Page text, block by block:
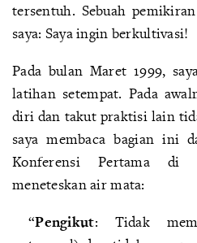
tersentuh. Sebuah
saya: Saya ingin berkultivasi!
Pada bulan Maret 1999,
latihan setempat. Pada
diri dan takut praktisi lain
saya membaca bagian ini
Konferensi Pertama di
meneteskan air mata:
“Pengikut: Tidak